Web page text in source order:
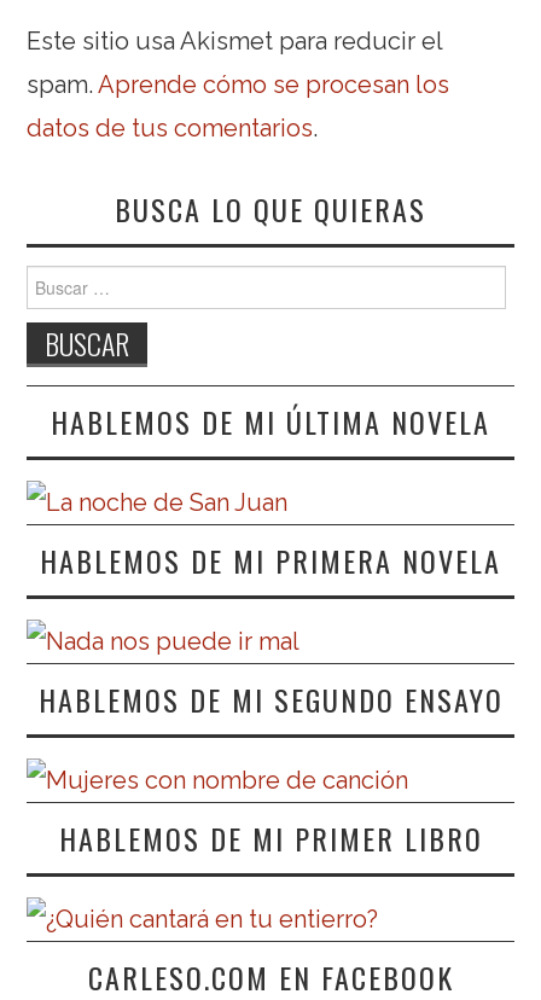
Este sitio usa Akismet para reducir el
spam.Aprende cómo se procesan los
datos de tus comentarios.
BUSCA LO QUE QUIERAS
Buscar:
HABLEMOS DE MI ÚLTIMA NOVELA
HABLEMOS DE MI PRIMERA NOVELA
HABLEMOS DE MI SEGUNDO ENSAYO
HABLEMOS DE MI PRIMER LIBRO
CARLESO.COM EN FACEBOOK